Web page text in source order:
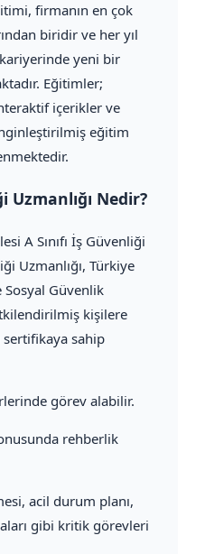
firmanın en çok
biridir ve her yıl
yeni bir
Eğitimler;
içerikler ve
eğitim
Uzmanlığı Nedir?
A Sınıfı İş Güvenliği
Uzmanlığı, Türkiye
Sosyal Güvenlik
kişilere
sahip
görev alabilir.
rehberlik
acil durum planı,
gibi kritik görevleri